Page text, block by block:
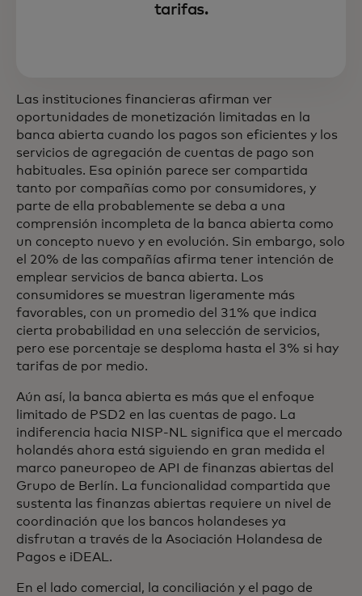
tarifas.
Las instituciones financieras afirman ver
oportunidades de monetización limitadas en la
banca abierta cuando los pagos son eficientes y los
servicios de agregación de cuentas de pago son
habituales. Esa opinión parece ser compartida
tanto por compañías como por consumidores, y
parte de ella probablemente se deba a una
comprensión incompleta de la banca abierta como
un concepto nuevo y en evolución. Sin embargo, solo
el 20% de las compañías afirma tener intención de
emplear servicios de banca abierta. Los
consumidores se muestran ligeramente más
favorables, con un promedio del 31% que indica
cierta probabilidad en una selección de servicios,
pero ese porcentaje se desploma hasta el 3% si hay
tarifas de por medio.
Aún así, la banca abierta es más que el enfoque
limitado de PSD2 en las cuentas de pago. La
indiferencia hacia NISP-NL significa que el mercado
holandés ahora está siguiendo en gran medida el
marco paneuropeo de API de finanzas abiertas del
Grupo de Berlín. La funcionalidad compartida que
sustenta las finanzas abiertas requiere un nivel de
coordinación que los bancos holandeses ya
disfrutan a través de la Asociación Holandesa de
Pagos e iDEAL.
En el lado comercial, la conciliación y el pago de